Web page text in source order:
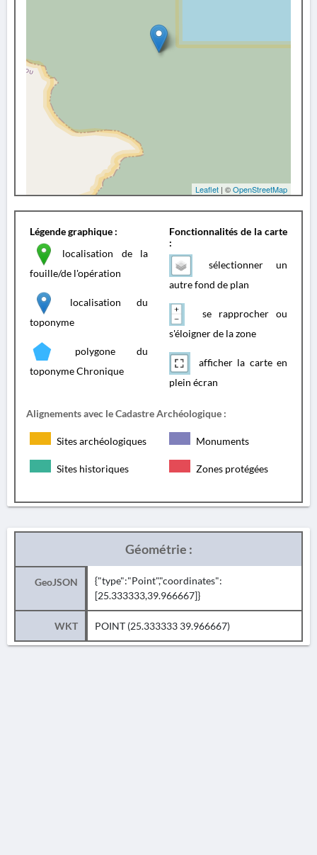
Leaflet | ©OpenStreetMap
Légende graphique :
localisation de la
fouille/de l'opération
localisation du
toponyme
polygone du
toponyme Chronique
Fonctionnalités de la carte
:
sélectionner un
autre fond de plan
se rapprocher ou
s'éloigner de la zone
afficher la carte en
plein écran
Alignements avec le Cadastre Archéologique :
Sites archéologiques Monuments
Sites historiques Zones protégées
Géométrie :
GeoJSON
{"type":"Point","coordinates":
[25.333333,39.966667]}
WKT POINT (25.333333 39.966667)